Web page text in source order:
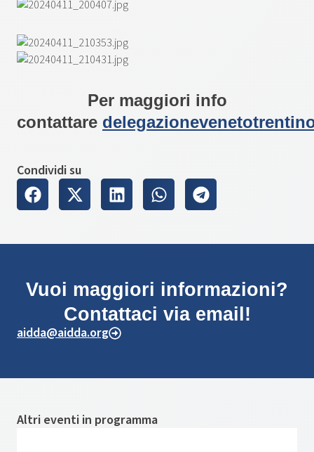
Per maggiori info
contattare
Condividi su
Vuoi maggiori informazioni?
Contattaci via email!
aidda@aidda.org
Altri eventi in programma